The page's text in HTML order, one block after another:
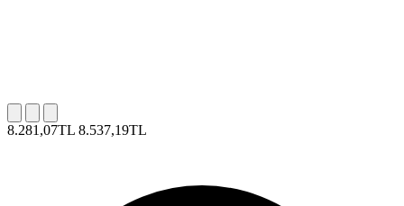
8.281,07TL 8.537,19TL